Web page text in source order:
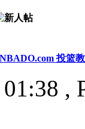
投篮
,